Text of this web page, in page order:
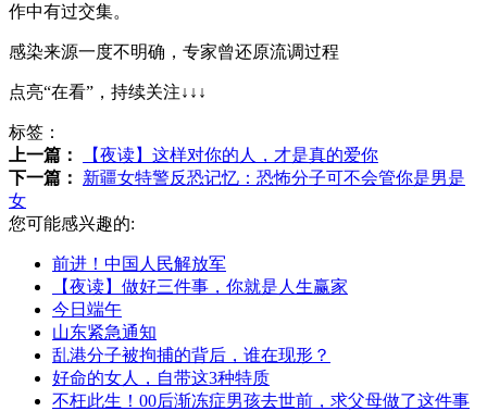
作中有过交集。
感染来源一度不明确，专家曾还原流调过程
点亮“在看”，持续关注↓↓↓
标签：
上一篇：
【夜读】这样对你的人，才是真的爱你
下一篇：
新疆女特警反恐记忆：恐怖分子可不会管你是男是
女
您可能感兴趣的:
前进！中国人民解放军
【夜读】做好三件事，你就是人生赢家
今日端午
山东紧急通知
乱港分子被拘捕的背后，谁在现形？
好命的女人，自带这3种特质
不枉此生！00后渐冻症男孩去世前，求父母做了这件事